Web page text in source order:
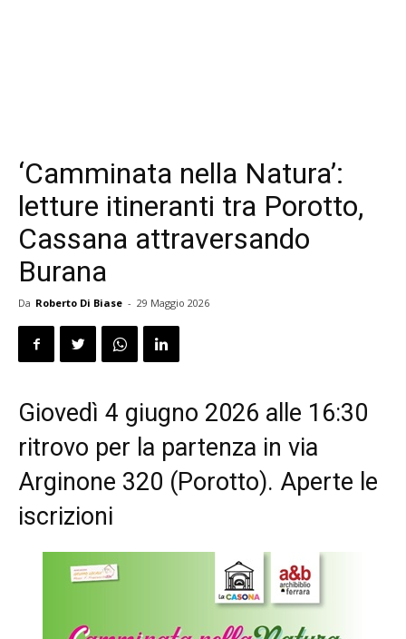
‘Camminata nella Natura’:
letture itineranti tra Porotto,
Cassana attraversando
Burana
Da Roberto Di Biase - 29 Maggio 2026
Giovedì 4 giugno 2026 alle 16:30
ritrovo per la partenza in via
Arginone 320 (Porotto). Aperte le
iscrizioni